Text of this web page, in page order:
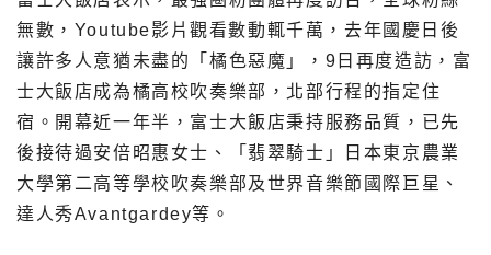
無數，Youtube影片觀看數動輒千萬，去年國慶日後
讓許多人意猶未盡的「橘色惡魔」，9日再度造訪，富
士大飯店成為橘高校吹奏樂部，北部行程的指定住
宿。開幕近一年半，富士大飯店秉持服務品質，已先
後接待過安倍昭惠女士、「翡翠騎士」日本東京農業
大學第二高等學校吹奏樂部及世界音樂節國際巨星、
達人秀Avantgardey等。